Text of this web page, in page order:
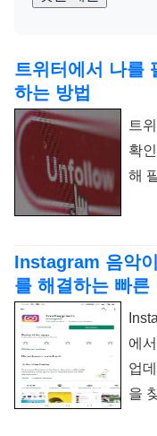
트위터에서 나를
하는 방법
트
확
해
Instagram 음악
를 해결하는 빠른
에
업
을